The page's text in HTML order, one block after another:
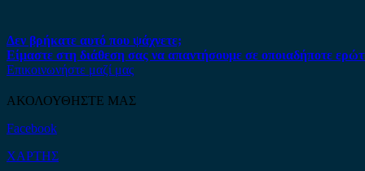
Δεν βρήκατε αυτό που ψάχνετε;
Είμαστε στη διάθεση σας να απαντήσουμε σε οποιαδήποτε
Επικοινωνήστε μαζί μας
ΑΚΟΛΟΥΘΗΣΤΕ ΜΑΣ
Facebook
ΧΑΡΤΗΣ